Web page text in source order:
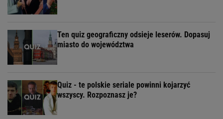
Ten quiz geograficzny odsieje leserów. Dopasuj
miasto do województwa
Quiz - te polskie seriale powinni kojarzyć
wszyscy. Rozpoznasz je?